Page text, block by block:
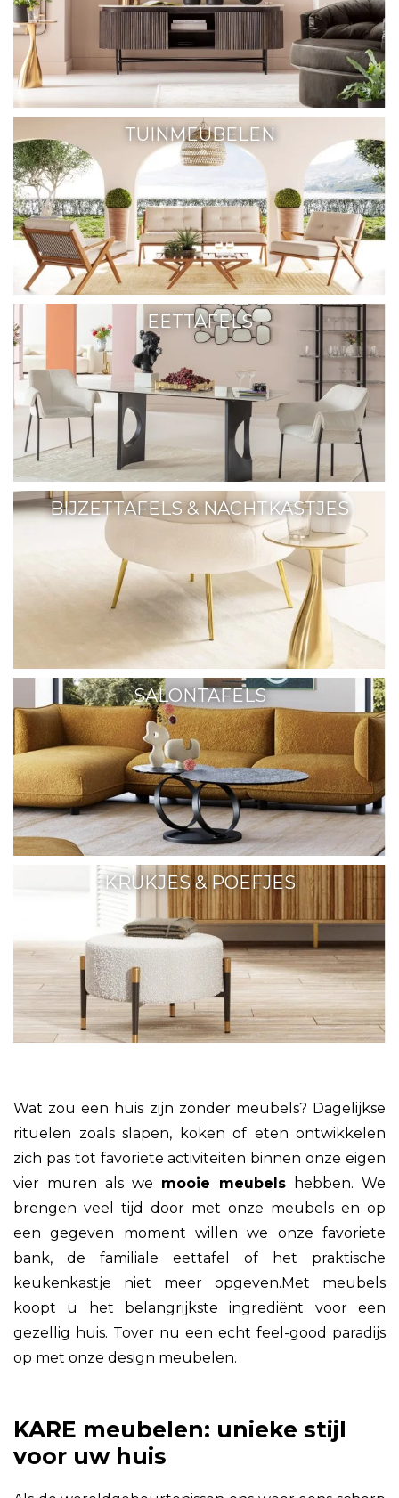
TUINMEUBELEN
EETTAFELS
BIJZETTAFELS & NACHTKASTJES
SALONTAFELS
KRUKJES & POEFJES
Wat zou een huis zijn zonder meubels? Dagelijkse
rituelen zoals slapen, koken of eten ontwikkelen
zich pas tot favoriete activiteiten binnen onze eigen
vier muren als we mooie meubels hebben. We
brengen veel tijd door met onze meubels en op
een gegeven moment willen we onze favoriete
bank, de familiale eettafel of het praktische
keukenkastje niet meer opgeven.Met meubels
koopt u het belangrijkste ingrediënt voor een
gezellig huis. Tover nu een echt feel-good paradijs
op met onze design meubelen.
KARE meubelen: unieke stijl
voor uw huis